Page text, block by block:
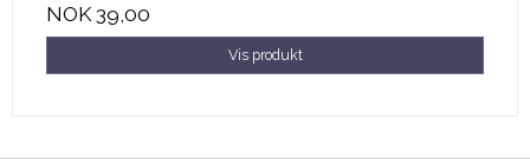
NOK 39,00
Vis produkt